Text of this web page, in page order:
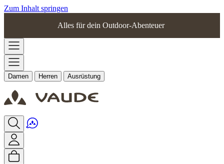
Zum Inhalt springen
Alles für dein Outdoor-Abenteuer
Damen Herren Ausrüstung